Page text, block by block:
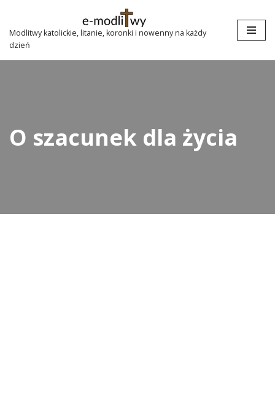
Przejdź
do
treści
Modlitwy katolickie, litanie, koronki i nowenny na każdy
dzień
O szacunek dla życia